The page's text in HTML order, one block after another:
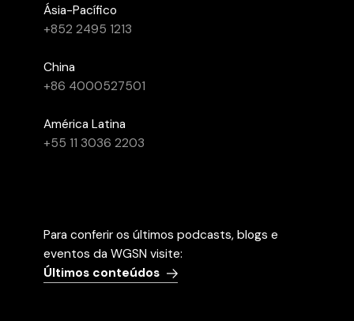
Ásia-Pacífico
+852 2495 1213
China
+86 4000527501
América Latina
+55 11 3036 2203
Para conferir os últimos podcasts, blogs e
eventos da WGSN visite:
Últimos conteúdos